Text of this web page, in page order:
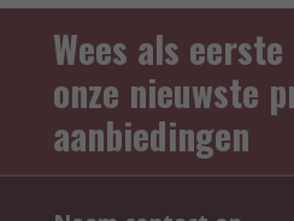
Wees als
onze nieuwste
aanbiedingen